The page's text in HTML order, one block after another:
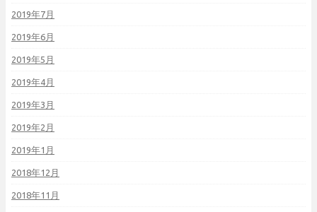
2019年7月
2019年6月
2019年5月
2019年4月
2019年3月
2019年2月
2019年1月
2018年12月
2018年11月